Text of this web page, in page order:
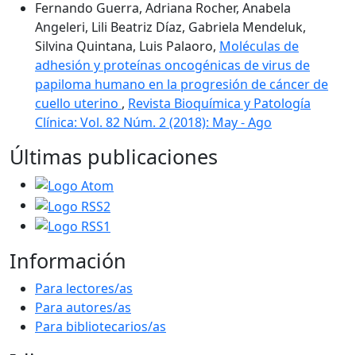
Fernando Guerra, Adriana Rocher, Anabela
Angeleri, Lili Beatriz Díaz, Gabriela Mendeluk,
Silvina Quintana, Luis Palaoro, Moléculas de
adhesión y proteínas oncogénicas de virus de
papiloma humano en la progresión de cáncer de
cuello uterino , Revista Bioquímica y Patología
Clínica: Vol. 82 Núm. 2 (2018): May - Ago
Últimas publicaciones
Información
Para lectores/as
Para autores/as
Para bibliotecarios/as